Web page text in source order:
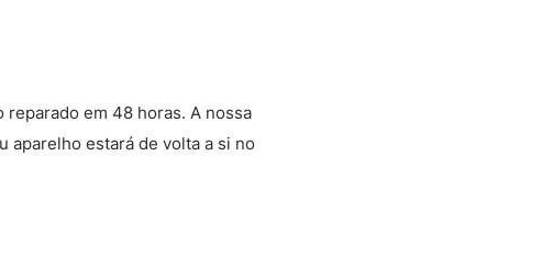
em 48 horas. A nossa
aparelho estará de volta a si no